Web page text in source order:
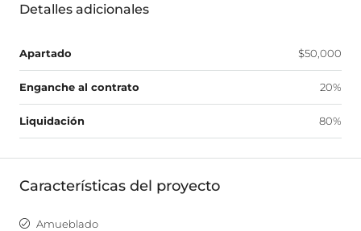
Detalles adicionales
Apartado $50,000
Enganche al contrato 20%
Liquidación 80%
Características del proyecto
Amueblado